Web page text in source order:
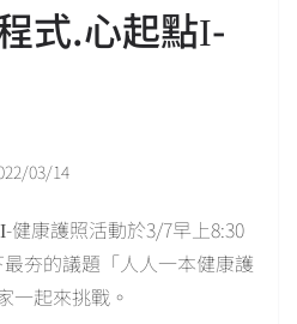
式.心起點Ι-
03/14
健康護照活動於3/7早上8:30
夯的議題「人人一本健康護
一起來挑戰。